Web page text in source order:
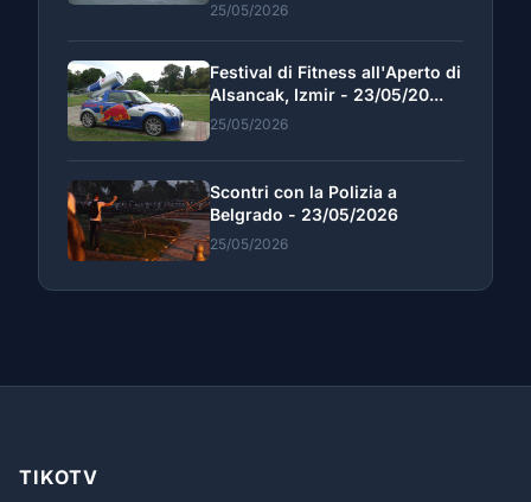
25/05/2026
Festival di Fitness all'Aperto di
Alsancak, Izmir - 23/05/20...
25/05/2026
Scontri con la Polizia a
Belgrado - 23/05/2026
25/05/2026
TIKOTV